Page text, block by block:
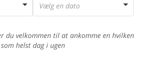
Vælg en dato
du velkommen til at ankomme en hvilken
som helst dag i ugen